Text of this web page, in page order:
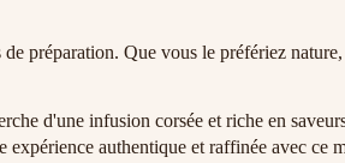
préparation. Que vous le préfériez
d'une infusion corsée et riche en
authentique et raffinée avec ce